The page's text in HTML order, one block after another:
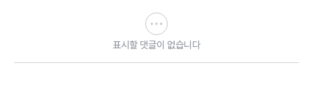
표시할 댓글이 없습니다